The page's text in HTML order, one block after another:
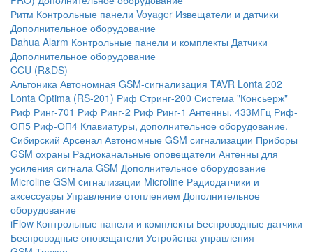
Ритм Контрольные панели Voyager Извещатели и датчики
Дополнительное оборудование
Dahua Alarm Контрольные панели и комплекты Датчики
Дополнительное оборудование
CCU (R&DS)
Альтоника Автономная GSM-сигнализация TAVR Lonta 202
Lonta Optima (RS-201) Риф Стринг-200 Система "Консьерж"
Риф Ринг-701 Риф Ринг-2 Риф Ринг-1 Антенны, 433МГц Риф-
ОП5 Риф-ОП4 Клавиатуры, дополнительное оборудование.
Сибирский Арсенал Автономные GSM сигнализации Приборы
GSM охраны Радиоканальные оповещатели Антенны для
усиления сигнала GSM Дополнительное оборудование
Microline GSM cигнализации Microline Радиодатчики и
аксессуары Управление отоплением Дополнительное
оборудование
iFlow Контрольные панели и комплекты Беспроводные датчики
Беспроводные оповещатели Устройства управления